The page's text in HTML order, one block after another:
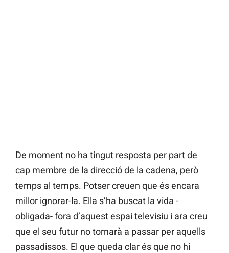
De moment no ha tingut resposta per part de
cap membre de la direcció de la cadena, però
temps al temps. Potser creuen que és encara
millor ignorar-la. Ella s’ha buscat la vida -
obligada- fora d’aquest espai televisiu i ara creu
que el seu futur no tornarà a passar per aquells
passadissos. El que queda clar és que no hi